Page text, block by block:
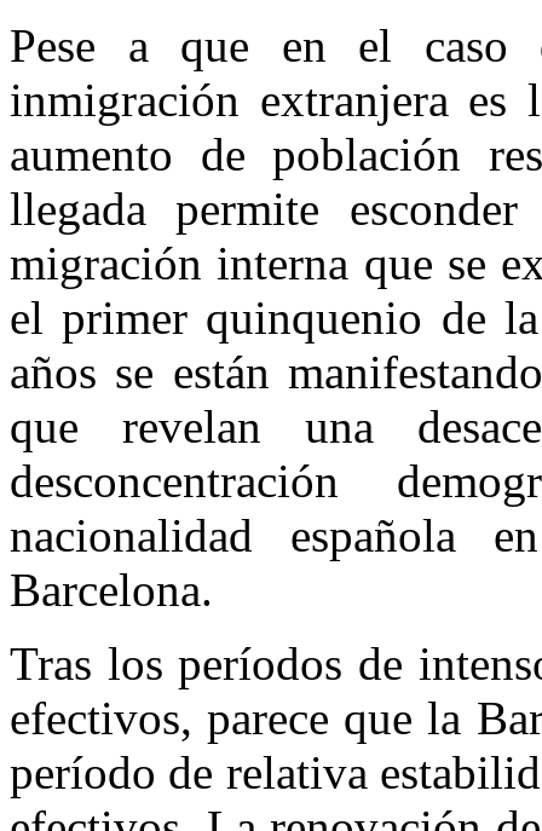
Pese a que en el caso
inmigración extranjera es
aumento de población
llegada permite
migración interna que se
el primer quinquenio de
años se están
que revelan una
desconcentración
nacionalidad española
Barcelona.
Tras los períodos de
efectivos, parece quela
período de relativa